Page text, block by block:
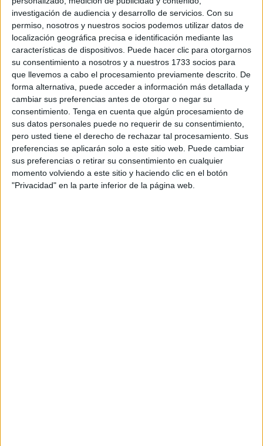
investigación de audiencia y desarrollo de servicios. Con su
permiso, nosotros y nuestros socios podemos utilizar datos de
localización geográfica precisa e identificación mediante las
características de dispositivos. Puede hacer clic para otorgarnos
su consentimiento a nosotros y a nuestros 1733 socios para
que llevemos a cabo el procesamiento previamente descrito. De
forma alternativa, puede acceder a información más detallada y
cambiar sus preferencias antes de otorgar o negar su
consentimiento. Tenga en cuenta que algún procesamiento de
sus datos personales puede no requerir de su consentimiento,
pero usted tiene el derecho de rechazar tal procesamiento. Sus
preferencias se aplicarán solo a este sitio web. Puede cambiar
sus preferencias o retirar su consentimiento en cualquier
momento volviendo a este sitio y haciendo clic en el botón
"Privacidad" en la parte inferior de la página web.